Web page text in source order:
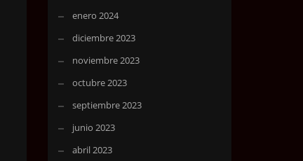
enero 2024
diciembre 2023
noviembre 2023
octubre 2023
septiembre 2023
junio 2023
abril 2023